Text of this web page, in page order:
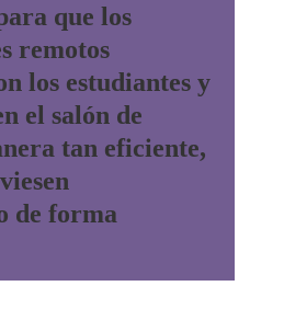
que los
remotos
los estudiantes y
el salón de
tan eficiente,
de forma